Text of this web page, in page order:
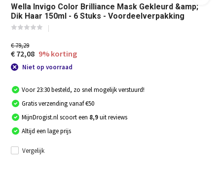
Wella Invigo Color Brilliance Mask Gekleurd &amp;
Dik Haar 150ml - 6 Stuks - Voordeelverpakking
€ 79,29
€ 72,08 9% korting
Niet op voorraad
Voor 23:30 besteld, zo snel mogelijk verstuurd!
Gratis verzending vanaf €50
MijnDrogist.nl scoort een 8,9uit reviews
Altijd een lage prijs
Vergelijk